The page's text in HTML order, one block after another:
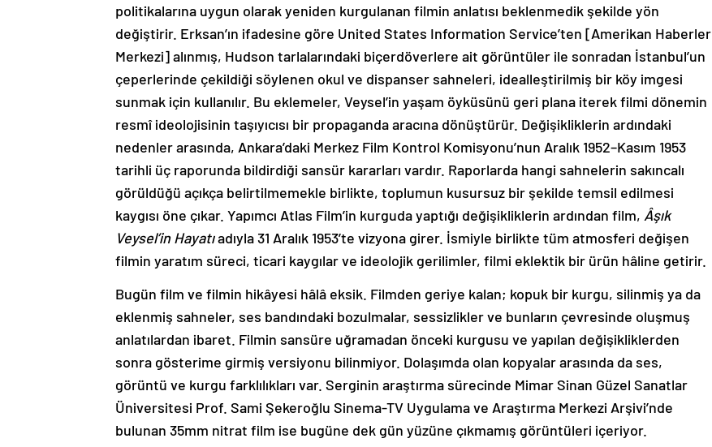
politikalarına uygun olarak yeniden kurgulanan filmin anlatısı beklenmedik şekilde yön
değiştirir. Erksan’ın ifadesine göre United States Information Service’ten [Amerikan Haberler
Merkezi] alınmış, Hudson tarlalarındaki biçerdöverlere ait görüntüler ile sonradan İstanbul’un
çeperlerinde çekildiği söylenen okul ve dispanser sahneleri, idealleştirilmiş bir köy imgesi
sunmak için kullanılır. Bu eklemeler, Veysel’in yaşam öyküsünü geri plana iterek filmi dönemin
resmî ideolojisinin taşıyıcısı bir propaganda aracına dönüştürür. Değişikliklerin ardındaki
nedenler arasında, Ankara’daki Merkez Film Kontrol Komisyonu’nun Aralık 1952–Kasım 1953
tarihli üç raporunda bildirdiği sansür kararları vardır. Raporlarda hangi sahnelerin sakıncalı
görüldüğü açıkça belirtilmemekle birlikte, toplumun kusursuz bir şekilde temsil edilmesi
kaygısı öne çıkar. Yapımcı Atlas Film’in kurguda yaptığı değişikliklerin ardından film, Âşık
Veysel’in Hayatıadıyla 31 Aralık 1953’te vizyona girer. İsmiyle birlikte tüm atmosferi değişen
filmin yaratım süreci, ticari kaygılar ve ideolojik gerilimler, filmi eklektik bir ürün hâline getirir.
Bugün film ve filmin hikâyesi hâlâ eksik. Filmden geriye kalan; kopuk bir kurgu, silinmiş ya da
eklenmiş sahneler, ses bandındaki bozulmalar, sessizlikler ve bunların çevresinde oluşmuş
anlatılardan ibaret. Filmin sansüre uğramadan önceki kurgusu ve yapılan değişikliklerden
sonra gösterime girmiş versiyonu bilinmiyor. Dolaşımda olan kopyalar arasında da ses,
görüntü ve kurgu farklılıkları var. Serginin araştırma sürecinde Mimar Sinan Güzel Sanatlar
Üniversitesi Prof. Sami Şekeroğlu Sinema-TV Uygulama ve Araştırma Merkezi Arşivi’nde
bulunan 35mm nitrat film ise bugüne dek gün yüzüne çıkmamış görüntüleri içeriyor.